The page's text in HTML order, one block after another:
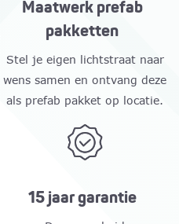
Maatwerk prefab
pakketten
Stel je eigen lichtstraat naar
wens samen en ontvang deze
als prefab pakket op locatie.
15 jaar garantie